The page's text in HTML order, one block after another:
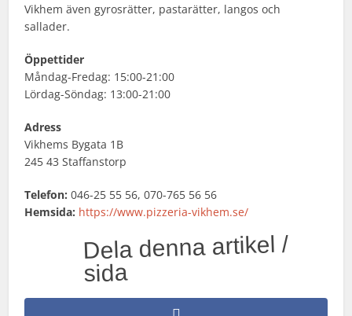
Vikhem även gyrosrätter, pastarätter, langos och
sallader.
Öppettider
Måndag-Fredag: 15:00-21:00
Lördag-Söndag: 13:00-21:00
Adress
Vikhems Bygata 1B
245 43 Staffanstorp
Telefon: 046-25 55 56, 070-765 56 56
Hemsida: https://www.pizzeria-vikhem.se/
Dela denna artikel /
sida